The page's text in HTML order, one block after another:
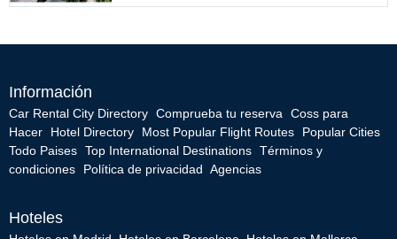
Información
Car Rental City Directory Comprueba tu reserva
Coss para
Hacer
Hotel Directory Most Popular Flight Routes
Popular Cities
Todo Paises Top International Destinations Términos y
condiciones
Política de privacidad Agencias
Hoteles